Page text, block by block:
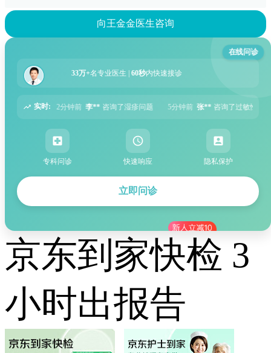
向王金金医生咨询
在线问诊
33万+名专业医生 | 60秒内快速接诊
实时:
湿疹问题 5分钟前 张** 咨询了过敏性鼻炎问题 6分钟前 周** 咨询了胃痛
专科问诊 快速响应 隐私保护
立即问诊
京东到家快检 3
小时出报告